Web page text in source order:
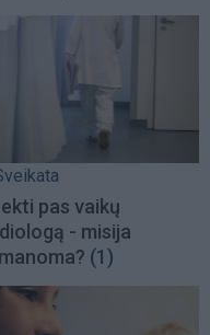
pas vaikų
- misija
(1)